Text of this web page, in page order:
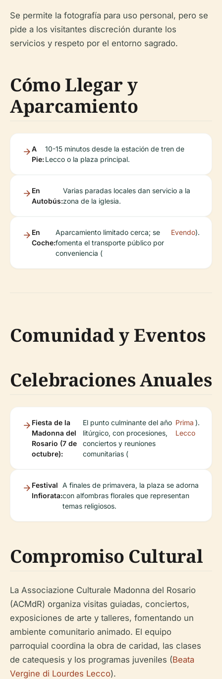
Se permite la fotografía para uso personal, pero se
pide a los visitantes discreción durante los
servicios y respeto por el entorno sagrado.
Cómo Llegar y
Aparcamiento
A
Pie:
10-15 minutos desde la estación de tren de
Lecco o la plaza principal.
En
Autobús:
Varias paradas locales dan servicio a la
zona de la iglesia.
En
Coche:
Aparcamiento limitado cerca; se
fomenta el transporte público por
conveniencia (
Evendo).
Comunidad y Eventos
Celebraciones Anuales
Fiesta de la
Madonna del
Rosario (7 de
octubre):
El punto culminante del año
litúrgico, con procesiones,
conciertos y reuniones
comunitarias (
Prima
Lecco
).
Festival
Infiorata:
A finales de primavera, la plaza se adorna
con alfombras florales que representan
temas religiosos.
Compromiso Cultural
La Associazione Culturale Madonna del Rosario
(ACMdR) organiza visitas guiadas, conciertos,
exposiciones de arte y talleres, fomentando un
ambiente comunitario animado. El equipo
parroquial coordina la obra de caridad, las clases
de catequesis y los programas juveniles (Beata
Vergine di Lourdes Lecco).